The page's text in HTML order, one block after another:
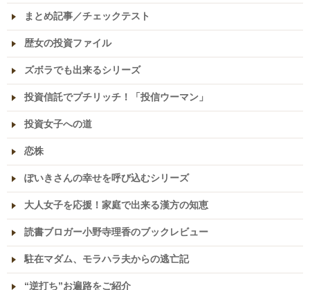
まとめ記事／チェックテスト
歴女の投資ファイル
ズボラでも出来るシリーズ
投資信託でプチリッチ！「投信ウーマン」
投資女子への道
恋株
ぽいきさんの幸せを呼び込むシリーズ
大人女子を応援！家庭で出来る漢方の知恵
読書ブロガー小野寺理香のブックレビュー
駐在マダム、モラハラ夫からの逃亡記
“逆打ち”お遍路をご紹介